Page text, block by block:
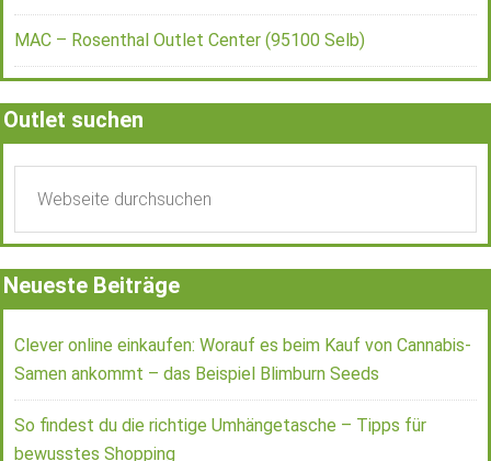
MAC – Rosenthal Outlet Center (95100 Selb)
Outlet suchen
Neueste Beiträge
Clever online einkaufen: Worauf es beim Kauf von Cannabis-
Samen ankommt – das Beispiel Blimburn Seeds
So findest du die richtige Umhängetasche – Tipps für
bewusstes Shopping